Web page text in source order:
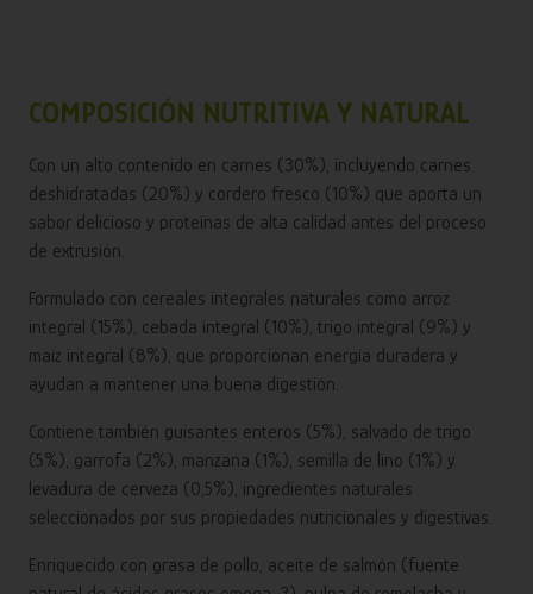
COMPOSICIÓN NUTRITIVA Y NATURAL
Con un alto contenido en carnes (30%), incluyendo carnes
deshidratadas (20%) y cordero fresco (10%) que aporta un
sabor delicioso y proteínas de alta calidad antes del proceso
de extrusión.
Formulado con cereales integrales naturales como arroz
integral (15%), cebada integral (10%), trigo integral (9%) y
maíz integral (8%), que proporcionan energía duradera y
ayudan a mantener una buena digestión.
Contiene también guisantes enteros (5%), salvado de trigo
(5%), garrofa (2%), manzana (1%), semilla de lino (1%) y
levadura de cerveza (0,5%), ingredientes naturales
seleccionados por sus propiedades nutricionales y digestivas.
Enriquecido con grasa de pollo, aceite de salmón (fuente